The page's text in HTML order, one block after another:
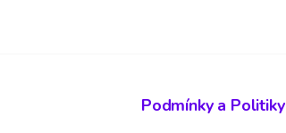
Podmínky a Politiky